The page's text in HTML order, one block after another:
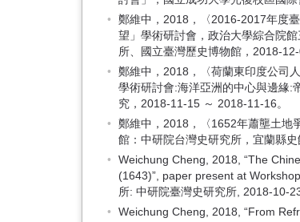
鄭維中，2018，〈2016-2017年度
望」學術研討會，政治大學綜合院
所、國立臺灣歷史博物館，2018-
鄭維中，2018，〈荷蘭東印度公司
學術研討會:海洋亞洲的中心與邊緣:
究，2018-11-15 ～ 2018-11-16。
鄭維中，2018，〈1652年蕭壟土地
館：中研院台灣史研究所，宜蘭縣
Weichung Cheng, 2018, “The
(1643)”, paper present at
所: 中研院臺灣史研究所, 2018-10-
Weichung Cheng, 2018, “From